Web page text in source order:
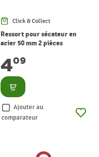
Click & Collect
Ressort pour sécateur en
acier 50 mm 2 pièces
409
Consulter
Ajouter au
comparateur